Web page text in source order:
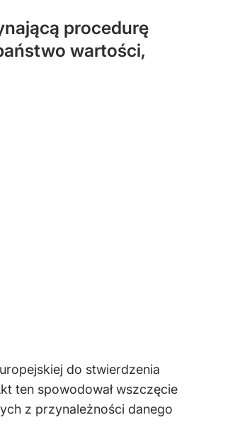
procedurę
wartości,
do stwierdzenia
ten spowodował wszczęcie
z przynależności danego